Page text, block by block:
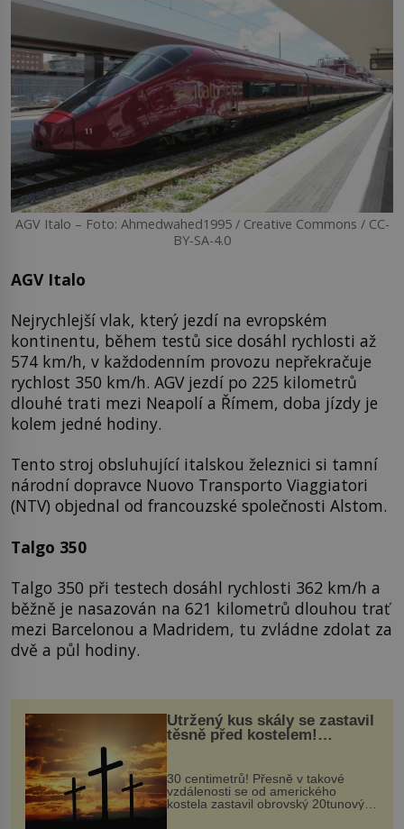
AGV Italo – Foto: Ahmedwahed1995 / Creative Commons / CC-
BY-SA-4.0
AGV Italo
Nejrychlejší vlak, který jezdí na evropském
kontinentu, během testů sice dosáhl rychlosti až
574 km/h, v každodenním provozu nepřekračuje
rychlost 350 km/h. AGV jezdí po 225 kilometrů
dlouhé trati mezi Neapolí a Římem, doba jízdy je
kolem jedné hodiny.
Tento stroj obsluhující italskou železnici si tamní
národní dopravce Nuovo Transporto Viaggiatori
(NTV) objednal od francouzské společnosti Alstom.
Talgo 350
Talgo 350 při testech dosáhl rychlosti 362 km/h a
běžně je nasazován na 621 kilometrů dlouhou trať
mezi Barcelonou a Madridem, tu zvládne zdolat za
dvě a půl hodiny.
Utržený kus skály se zastavil
těsně před kostelem!
Ochránila ho boží síla?
30 centimetrů! Přesně v takové
vzdálenosti se od amerického
kostela zastavil obrovský 20tunový